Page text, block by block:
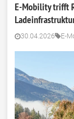
E-Mobility trifft
30.04.2026 E-